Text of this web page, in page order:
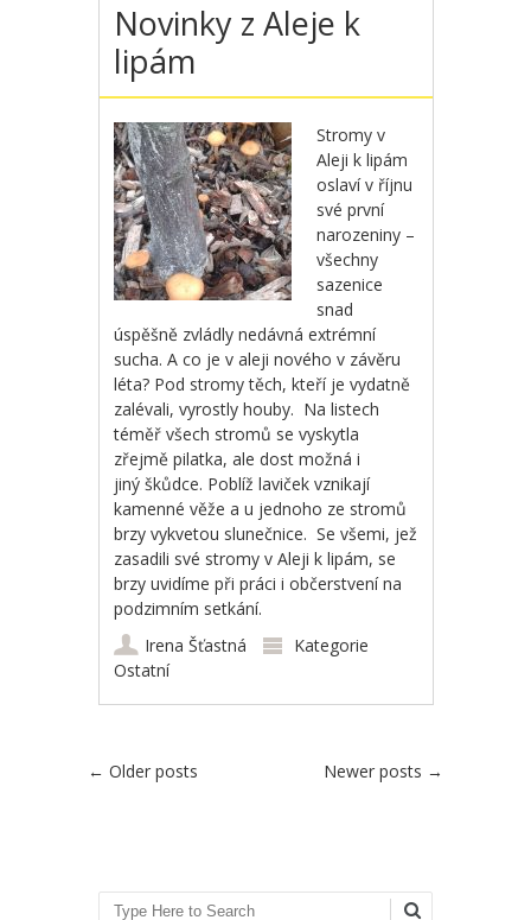
Novinky z Aleje k
lipám
Stromy v
Aleji k lipám
oslaví v říjnu
své první
narozeniny –
všechny
sazenice
snad
úspěšně zvládly nedávná extrémní
sucha. A co je v aleji nového v závěru
léta? Pod stromy těch, kteří je vydatně
zalévali, vyrostly houby. Na listech
téměř všech stromů se vyskytla
zřejmě pilatka, ale dost možná i
jiný škůdce. Poblíž laviček vznikají
kamenné věže a u jednoho ze stromů
brzy vykvetou slunečnice. Se všemi, jež
zasadili své stromy v Aleji k lipám, se
brzy uvidíme při práci i občerstvení na
podzimním setkání.
Irena Šťastná
Kategorie
Ostatní
Post navigation
← Older posts Newer posts →